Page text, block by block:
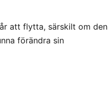
att flytta, särskilt om den
förändra sin